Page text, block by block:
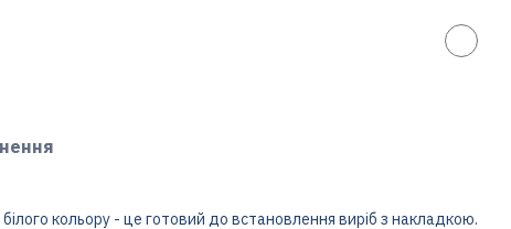
кольору - це готовий до встановлення виріб з накладкою.